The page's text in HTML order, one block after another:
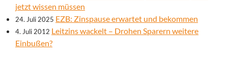
jetzt wissen müssen
24. Juli 2025 EZB: Zinspause erwartet und bekommen
4. Juli 2012 Leitzins wackelt – Drohen Sparern weitere
Einbußen?